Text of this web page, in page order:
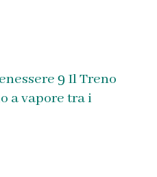
9 Il Treno
a vapore tra i